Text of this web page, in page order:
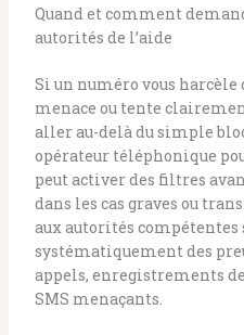
Quand et comment
autorités de l’aide
Si un numéro vous harcèle
menace ou tente
aller au-delà du simple
opérateur téléphonique
peut activer des filtres
dans les cas graves ou
aux autorités compétentes
systématiquement des
appels, enregistrements de
SMS menaçants.